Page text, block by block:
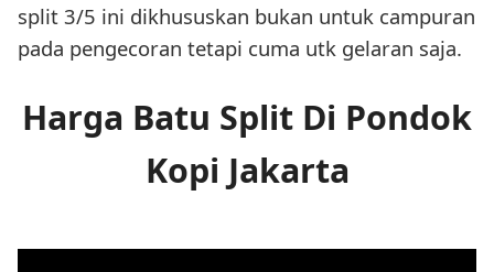
split 3/5 ini dikhususkan bukan untuk campuran
pada pengecoran tetapi cuma utk gelaran saja.
Harga Batu Split Di Pondok
Kopi Jakarta